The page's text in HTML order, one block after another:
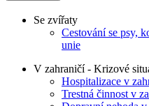
Se zvířaty
Cestování se psy,
unie
V zahraničí - Krizové
Hospitalizace v
Trestná činnost v